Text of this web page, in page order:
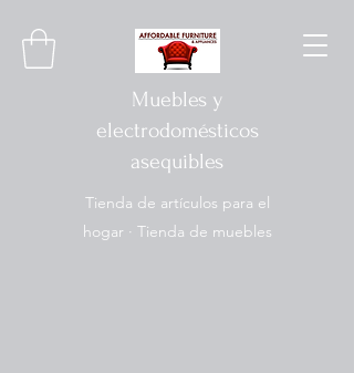
Muebles y
electrodomésticos
asequibles
Tienda de artículos para el
hogar · Tienda de muebles